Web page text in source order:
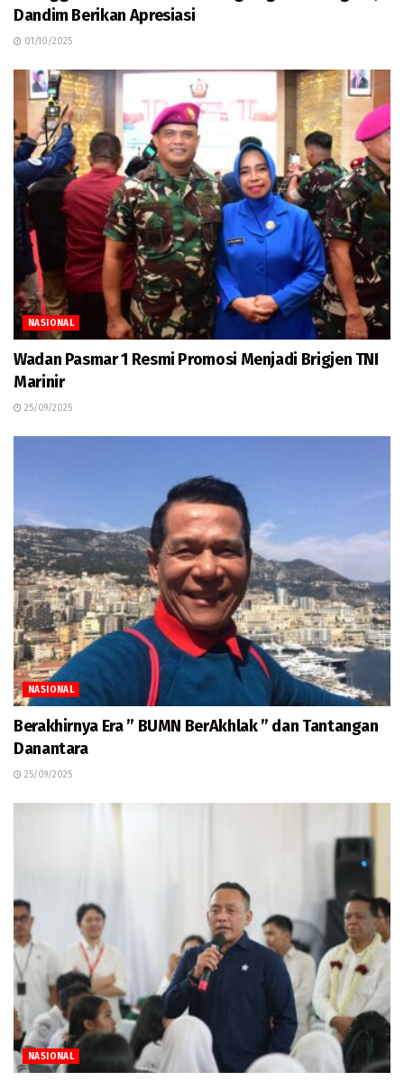
Dandim Berikan Apresiasi
01/10/2025
NASIONAL
Wadan Pasmar 1 Resmi Promosi Menjadi Brigjen TNI
Marinir
25/09/2025
NASIONAL
Berakhirnya Era ” BUMN BerAkhlak ” dan Tantangan
Danantara
25/09/2025
NASIONAL